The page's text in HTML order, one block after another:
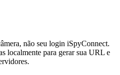
não seu login iSpyConnect.
localmente para gerar sua URL e